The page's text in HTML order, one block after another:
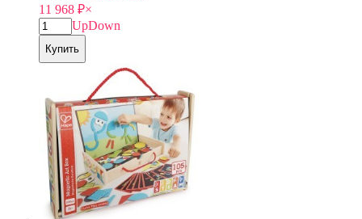
11 968 ₽×
UpDown
Купить